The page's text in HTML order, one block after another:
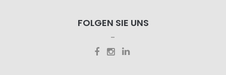
FOLGEN SIE UNS